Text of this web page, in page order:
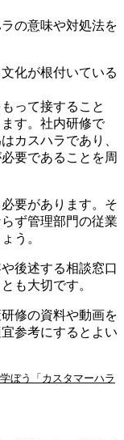
の意味や対処法を
化が根付いている
って接すること
す。社内研修で
カスハラであり、
要であることを周
要があります。 そ
ず管理部門の従業
う。
後述する相談窓口
も大切です。
修の資料や動画を
参考にするとよい
ぼう「カスタマーハラ